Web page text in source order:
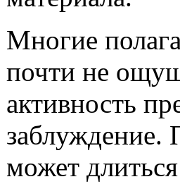
Многие
почти не
активность
заблуждение.
может